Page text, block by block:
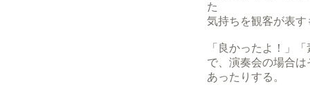
た
気持ちを観客が表す
「良かったよ！」
で、演奏会の場合
あったりする。